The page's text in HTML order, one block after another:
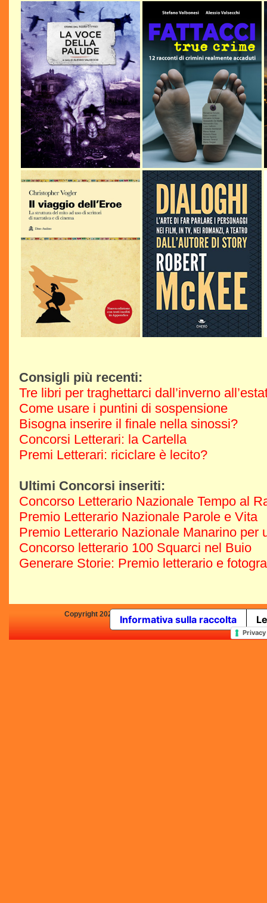
Consigli più recenti:
Tre libri per traghettarci dall’inverno
Come usare i puntini di sospensione
Bisogna inserire il finale nella sinossi?
Concorsi Letterari: la Cartella
Premi Letterari: riciclare è lecito?
Ultimi Concorsi inseriti:
Concorso Letterario Nazionale Tempo al
Premio Letterario Nazionale Parole e Vita
Premio Letterario Nazionale Manarino per
Concorso letterario 100 Squarci nel Buio
Generare Storie: Premio letterario e
Copyright 2025 by Concorsi-Letterari.it - P.IVA
In qualità di Affiliato
Informativa sulla raccolta